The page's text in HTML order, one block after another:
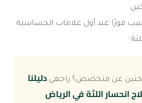
فورًا عند أول علامات الحساسية
عن متخصص؟ راجعيدليلنا
انحسار اللثة في الرياض.